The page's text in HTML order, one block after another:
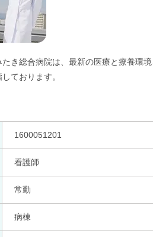
き総合病院は、最新の医療と療養環
ております。
1600051201
看護師
常勤
病棟